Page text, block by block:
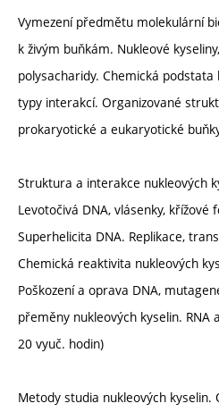
Vymezení předmětu molekulární
k živým buňkám. Nukleové
polysacharidy. Chemická
typy interakcí. Organizované
prokaryotické a eukaryotické
Struktura a interakce nukleových
Levotočivá DNA, vlásenky, křížové
Superhelicita DNA. Replikace,
Chemická reaktivita nukleových
Poškození a oprava DNA,
přeměny nukleových kyselin. RNA
20 vyuč. hodin)
Metody studia nukleových kyselin.